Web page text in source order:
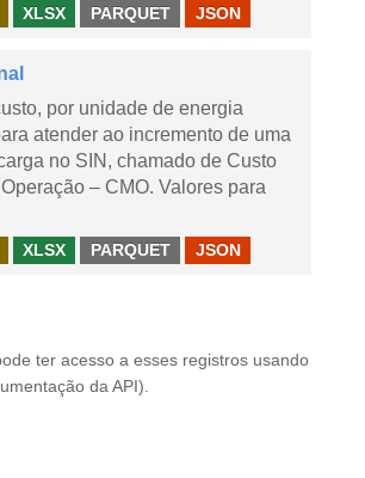
XLSX PARQUET JSON
por unidade de energia
atender ao incremento de uma
no SIN, chamado de Custo
– CMO. Valores para
XLSX PARQUET JSON
ter acesso a esses registros usando
da API ).